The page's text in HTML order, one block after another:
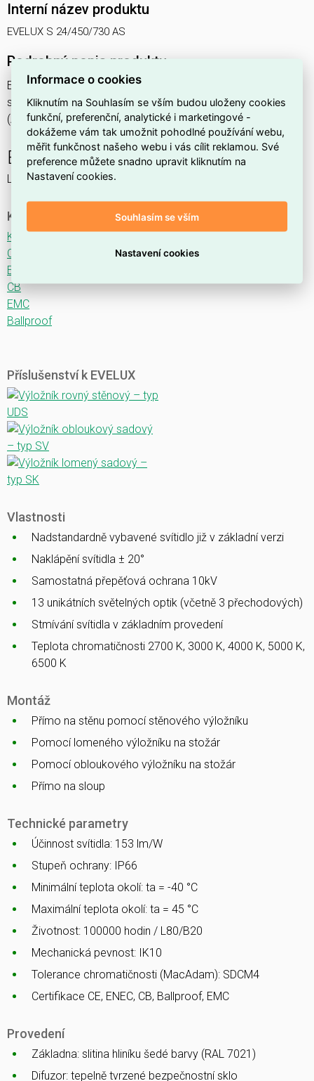
Interní název produktu
EVELUX S 24/450/730 AS
Podrobný popis produktu
EVELUX S 24/450/730 AS 39W IP66
svítidlo pouliční s modulem LED, spektrum 730A3, optika AS
(Asymmetric)
EVELUX
LED svítidlo pro osvětlení komunikací.
Ke stažení
Katalogový list
CE
ENEC
CB
EMC
Ballproof
Příslušenství k EVELUX
Vlastnosti
Nadstandardně vybavené svítidlo již v základní verzi
Naklápění svítidla ± 20°
Samostatná přepěťová ochrana 10kV
13 unikátních světelných optik (včetně 3 přechodových)
Stmívání svítidla v základním provedení
Teplota chromatičnosti 2700 K, 3000 K, 4000 K, 5000 K,
6500 K
Montáž
Přímo na stěnu pomocí stěnového výložníku
Pomocí lomeného výložníku na stožár
Pomocí obloukového výložníku na stožár
Přímo na sloup
Technické parametry
Účinnost svítidla: 153 lm/W
Stupeň ochrany: IP66
Minimální teplota okolí: ta = -40 °C
Maximální teplota okolí: ta = 45 °C
Životnost: 100000 hodin / L80/B20
Mechanická pevnost: IK10
Tolerance chromatičnosti (MacAdam): SDCM4
Certifikace CE, ENEC, CB, Ballproof, EMC
Provedení
Základna: slitina hliníku šedé barvy (RAL 7021)
Difuzor: tepelně tvrzené bezpečnostní sklo
Informace o cookies
Kliknutím na Souhlasím se vším budou uloženy cookies
funkční, preferenční, analytické i marketingové -
dokážeme vám tak umožnit pohodlné používání webu,
měřit funkčnost našeho webu i vás cílit reklamou. Své
preference můžete snadno upravit kliknutím na
Nastavení cookies.
Souhlasím se vším
Nastavení cookies